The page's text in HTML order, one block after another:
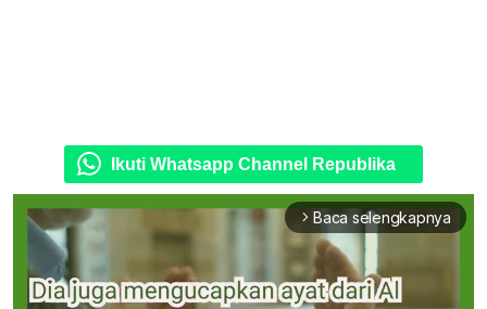
Ikuti Whatsapp Channel Republika
arrow_forward_ios Baca selengkapnya